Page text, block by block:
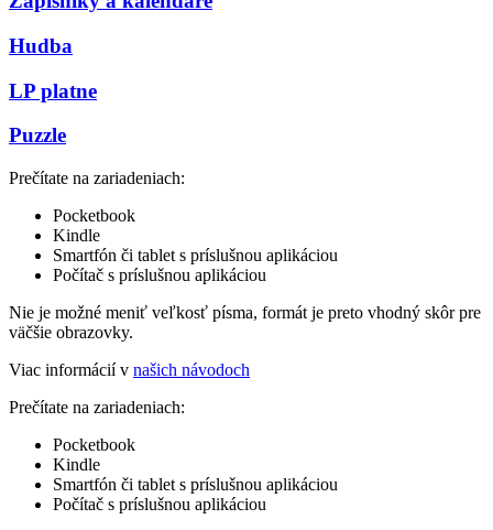
Hudba
LP platne
Puzzle
Prečítate na zariadeniach:
Pocketbook
Kindle
Smartfón či tablet s príslušnou aplikáciou
Počítač s príslušnou aplikáciou
Nie je možné meniť veľkosť písma, formát je preto vhodný skôr pre
väčšie obrazovky.
Viac informácií v našich návodoch
Prečítate na zariadeniach:
Pocketbook
Kindle
Smartfón či tablet s príslušnou aplikáciou
Počítač s príslušnou aplikáciou